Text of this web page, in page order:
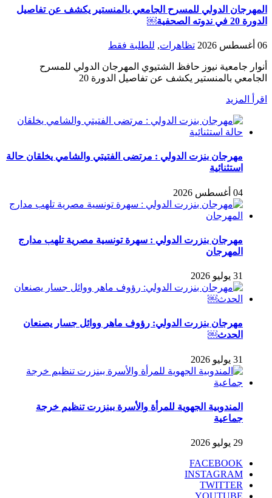
المهرجان الدولي للمسرح الجامعي بالمنستير يكشف عن تفاصيل
الدورة 20 في ندوته الصحفية￼
06 أغسطس 2026 تظاهرات, للطلبة فقط
أنوار جامعية نيوز حافظ الشتيوي المهرجان الدولي للمسرح
الجامعي بالمنستير يكشف عن تفاصيل الدورة 20
اقرأ المزيد
مهرجان بنزت الدولي : مرتضى الفتيتي والشامي يخلقان حالة
استثنائية
04 أغسطس 2026
مهرجان بنزرت الدولي : سهرة تونسية مصرية تلهب مدارج
المهرجان
31 يوليو 2026
مهرجان بنزرت الدولي: رؤوف ماهر ووائل جسار يصنعان
الحدث￼
31 يوليو 2026
المندوبية الجهوية للمرأة والأسرة ببنزرت تنظيم خرجة
جماعية
29 يوليو 2026
FACEBOOK
INSTAGRAM
TWITTER
YOUTUBE